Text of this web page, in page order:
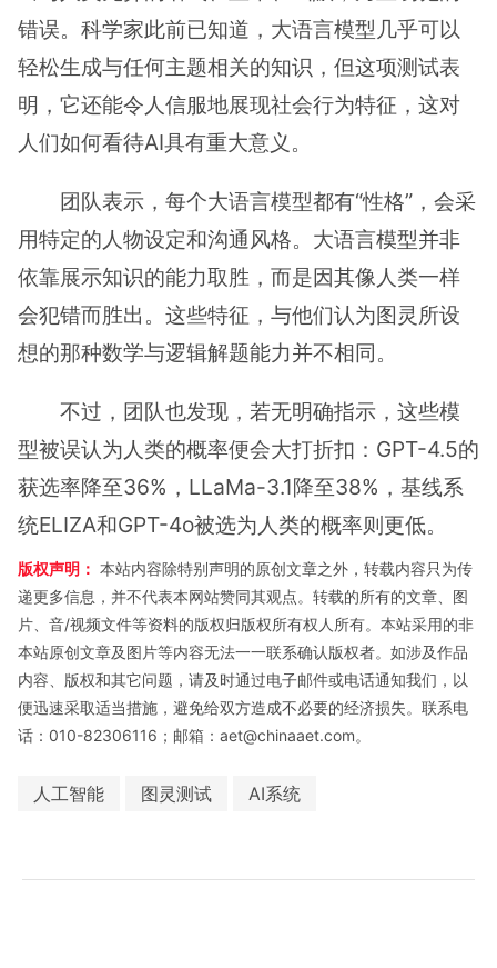
错误。科学家此前已知道，大语言模型几乎可以
轻松生成与任何主题相关的知识，但这项测试表
明，它还能令人信服地展现社会行为特征，这对
人们如何看待AI具有重大意义。
团队表示，每个大语言模型都有“性格”，会采
用特定的人物设定和沟通风格。大语言模型并非
依靠展示知识的能力取胜，而是因其像人类一样
会犯错而胜出。这些特征，与他们认为图灵所设
想的那种数学与逻辑解题能力并不相同。
不过，团队也发现，若无明确指示，这些模
型被误认为人类的概率便会大打折扣：GPT-4.5的
获选率降至36%，LLaMa-3.1降至38%，基线系
统ELIZA和GPT-4o被选为人类的概率则更低。
版权声明： 本站内容除特别声明的原创文章之外，转载内容只为传
递更多信息，并不代表本网站赞同其观点。转载的所有的文章、图
片、音/视频文件等资料的版权归版权所有权人所有。本站采用的非
本站原创文章及图片等内容无法一一联系确认版权者。如涉及作品
内容、版权和其它问题，请及时通过电子邮件或电话通知我们，以
便迅速采取适当措施，避免给双方造成不必要的经济损失。联系电
话：010-82306116；邮箱：aet@chinaaet.com。
人工智能 图灵测试 AI系统